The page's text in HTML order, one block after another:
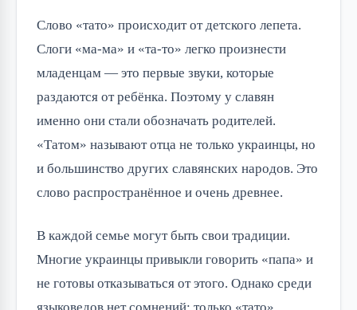
Слово «тато» происходит от детского лепета.
Слоги «ма-ма» и «та-то» легко произнести
младенцам — это первые звуки, которые
раздаются от ребёнка. Поэтому у славян
именно они стали обозначать родителей.
«Татом» называют отца не только украинцы, но
и большинство других славянских народов. Это
слово распространённое и очень древнее.
В каждой семье могут быть свои традиции.
Многие украинцы привыкли говорить «папа» и
не готовы отказываться от этого. Однако среди